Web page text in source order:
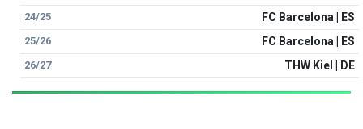
24/25 FC Barcelona | ES
25/26 FC Barcelona | ES
26/27 THW Kiel | DE